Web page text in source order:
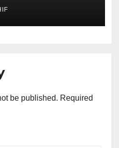
be published. Required